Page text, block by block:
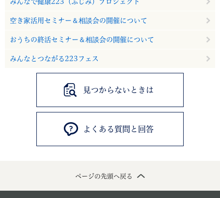
みんなで健康223（ふじみ）プロジェクト
空き家活用セミナー＆相談会の開催について
おうちの終活セミナー＆相談会の開催について
みんなとつながる223フェス
見つからないときは
よくある質問と回答
ページの先頭へ戻る